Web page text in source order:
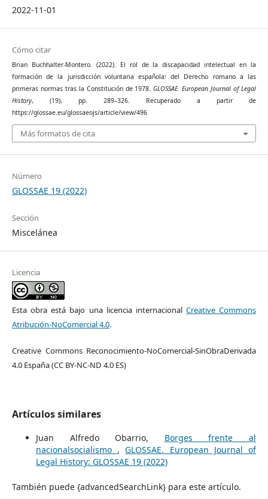
2022-11-01
Cómo citar
Brian Buchhalter-Montero. (2022). El rol de la discapacidad intelectual en la
formación de la jurisdicción voluntaria española: del Derecho romano a las
primeras normas tras la Constitución de 1978.GLOSSAE. European Journal of Legal
History, (19), pp. 289–326. Recuperado a partir de
https://glossae.eu/glossaeojs/article/view/496
Más formatos de cita
Número
GLOSSAE 19 (2022)
Sección
Miscelánea
Licencia
Esta obra está bajo una licencia internacional Creative Commons
Atribución-NoComercial 4.0.
Creative Commons Reconocimiento-NoComercial-SinObraDerivada
4.0 España (CC BY-NC-ND 4.0 ES)
Artículos similares
Juan Alfredo Obarrio, Borges frente al
nacionalsocialismo ,GLOSSAE. European Journal of
Legal History: GLOSSAE 19 (2022)
También puede {advancedSearchLink} para este artículo.